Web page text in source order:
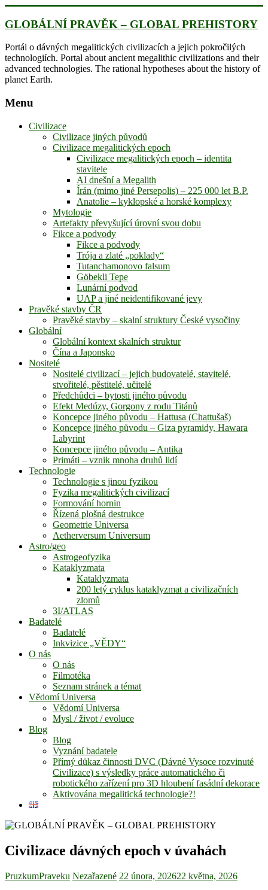
to
content
GLOBÁLNÍ PRAVĚK – GLOBAL PREHISTORY
Portál o dávných megalitických civilizacích a jejich pokročilých
technologiích. Portal about ancient megalithic civilizations and their
advanced technologies. The rational hypotheses about the history of
planet Earth.
Menu
Civilizace
Civilizace jiných původů
Civilizace megalitických epoch
Civilizace megalitických epoch – identita
stavitele
AI dnešní a Megalith
Írán (mimo jiné Persepolis) – 225 000 let B.P.
Anatolie – kyklopské a horské komplexy
Mytologie
Artefakty převyšující úrovní svou dobu
Fikce a podvody
Fikce a podvody
Trója a zlaté „poklady“
Tutanchamonovo falsum
Göbekli Tepe
Lunární podvod
UAP a jiné neidentifikované jevy
Pravěké stavby ČR
Pravěké stavby – skalní struktury České vysočiny
Globální
Globální kontext skalních struktur
Čína a Japonsko
Nositelé
Nositelé civilizací – jejich budovatelé, stavitelé,
stvořitelé, pěstitelé, učitelé
Předchůdci – bytosti jiného původu
Efekt Medúzy, Gorgony z rodu Titánů
Koncepce jiného původu – Hattusa (Chattušaš)
Koncepce jiného původu – Giza pyramidy, Hawara
Labyrint
Koncepce jiného původu – Antika
Primáti – vznik mnoha druhů lidí
Technologie
Technologie s jinou fyzikou
Fyzika megalitických civilizací
Formování hornin
Řízená plošná destrukce
Geometrie Universa
Aetherversum Universum
Astro/geo
Astrogeofyzika
Kataklyzmata
Kataklyzmata
200 letý cyklus kataklyzmat a civilizačních
zlomů
3I/ATLAS
Badatelé
Badatelé
Inkvizice „VĚDY“
O nás
O nás
Filmotéka
Seznam stránek a témat
Vědomí Universa
Vědomí Universa
Mysl / život / evoluce
Blog
Blog
Vyznání badatele
Přímý důkaz činnosti DVC (Dávné Vysoce rozvinuté
Civilizace) s výsledky práce automatického či
robotického zařízení pro 3D hloubení fasádní dekorace
Aktivována megalitická technologie?!
Civilizace dávných epoch v úvahách
PruzkumPraveku Nezařazené 22 února, 202622 května, 2026